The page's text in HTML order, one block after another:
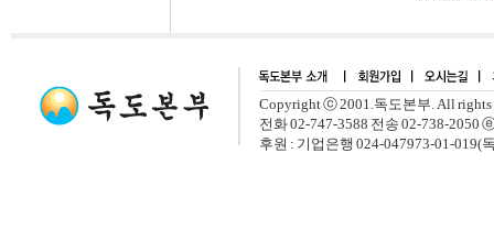
Copyright ⓒ 2001.독도본부. All rights
전화 02-747-3588 전송 02-738-2050
후원 : 기업은행 024-047973-01-019(